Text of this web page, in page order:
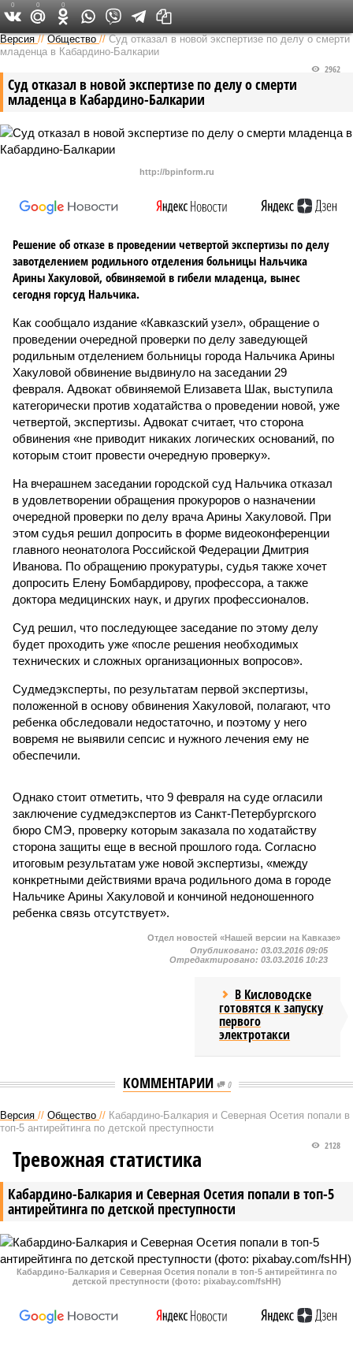
Версия на Кавказе
Версия //Общество //Суд отказал в новой экспертизе по делу о смерти
младенца в Кабардино-Балкарии
Суд отказал в новой экспертизе по делу о смерти
младенца в Кабардино-Балкарии
2962
http://bpinform.ru
Решение об отказе в проведении четвертой экспертизы по делу
завотделением родильного отделения больницы Нальчика
Арины Хакуловой, обвиняемой в гибели младенца, вынес
сегодня горсуд Нальчика.
Как сообщало издание «Кавказский узел», обращение о
проведении очередной проверки по делу заведующей
родильным отделением больницы города Нальчика Арины
Хакуловой обвинение выдвинуло на заседании 29
февраля. Адвокат обвиняемой Елизавета Шак, выступила
категорически против ходатайства о проведении новой, уже
четвертой, экспертизы. Адвокат считает, что сторона
обвинения «не приводит никаких логических оснований, по
которым стоит провести очередную проверку».
На вчерашнем заседании городской суд Нальчика отказал
в удовлетворении обращения прокуроров о назначении
очередной проверки по делу врача Арины Хакуловой. При
этом судья решил допросить в форме видеоконференции
главного неонатолога Российской Федерации Дмитрия
Иванова. По обращению прокуратуры, судья также хочет
допросить Елену Бомбардирову, профессора, а также
доктора медицинских наук, и других профессионалов.
Суд решил, что последующее заседание по этому делу
будет проходить уже «после решения необходимых
технических и сложных организационных вопросов».
Судмедэксперты, по результатам первой экспертизы,
положенной в основу обвинения Хакуловой, полагают, что
ребенка обследовали недостаточно, и поэтому у него
вовремя не выявили сепсис и нужного лечения ему не
обеспечили.
Однако стоит отметить, что 9 февраля на суде огласили
заключение судмедэкспертов из Санкт-Петербургского
бюро СМЭ, проверку которым заказала по ходатайству
сторона защиты еще в весной прошлого года. Согласно
итоговым результатам уже новой экспертизы, «между
конкретными действиями врача родильного дома в городе
Нальчике Арины Хакуловой и кончиной недоношенного
ребенка связь отсутствует».
0 0 0
Отдел новостей «Нашей версии на Кавказе»
Опубликовано: 03.03.2016 09:05
Отредактировано: 03.03.2016 10:23
В Кисловодске
готовятся к запуску
первого
электротакси
КОММЕНТАРИИ 0
Версия // Общество // Кабардино-Балкария и Северная Осетия попали в
топ-5 антирейтинга по детской преступности
Кабардино-Балкария и Северная Осетия попали в топ-5
антирейтинга по детской преступности
2128
Тревожная статистика
Кабардино-Балкария и Северная Осетия попали в топ-5 антирейтинга по
детской преступности (фото: pixabay.com/fsHH)